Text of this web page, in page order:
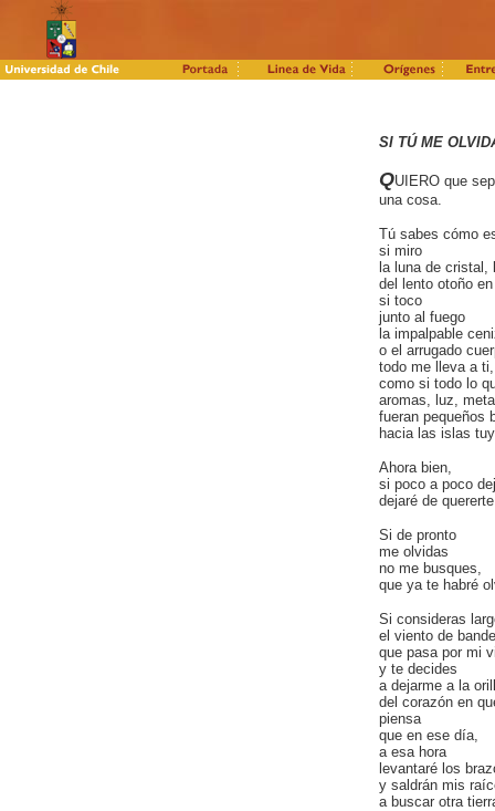
SI TÚ ME
QUIERO que
una cosa.
Tú sabes cómo
si miro
la luna de cristal,
del lento otoño
si toco
junto al fuego
la impalpable
o el arrugado
todo me lleva a ti,
como si todo lo
aromas, luz,
fueran pequeños
hacia las islas
Ahora bien,
si poco a poco
dejaré de
Si de pronto
me olvidas
no me busques,
que ya te habré
Si consideras
el viento de
que pasa por mi
y te decides
a dejarme a la
del corazón en
piensa
que en ese día,
a esa hora
levantaré los
y saldrán mis
a buscar otra